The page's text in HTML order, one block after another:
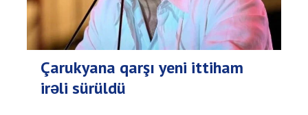
Çarukyana qarşı yeni ittiham
irəli sürüldü